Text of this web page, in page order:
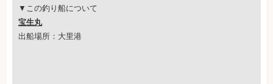
▼この釣り船について
宝生丸
出船場所：大里港